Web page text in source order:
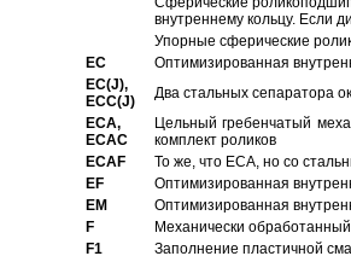
внутреннему кольцу. Если
Упорные сферические
EC
Oптимизированная
EC(J),
ECC(J)
Два стальных сепаратора
ECA,
ECAC
Цельный гребенчатый
комплект роликов
ECAF
То же, что ECA, но со
EF
Оптимизированная
EM
Оптимизированная
F
Механически
F1
Заполнение пластичной